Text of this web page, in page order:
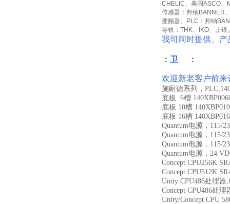
CHELIC、美国ASCO、
传感器：邦纳 BANNER
变频器、
PLC ：邦纳
导轨： THK、 IKO、上银
我司同时提供、
：卫 ：
欢迎新老客户前来
施耐德系列，
底板 6槽
底板 10槽
底板 16槽
Quantum电源，115/
Quantum电源，115/
Quantum电源，115/
Quantum电源，24
Concept CPU256K
Concept CPU512K
Unity CPU486处理器
Concept CPU486处
Unity/Concept CPU